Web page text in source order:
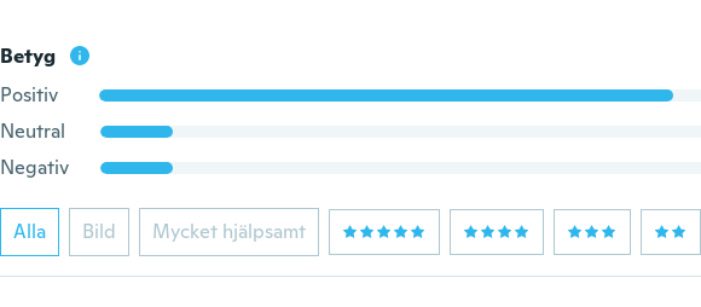
Betyg
Positiv
Neutral
Negativ
Alla Bild Mycket hjälpsamt